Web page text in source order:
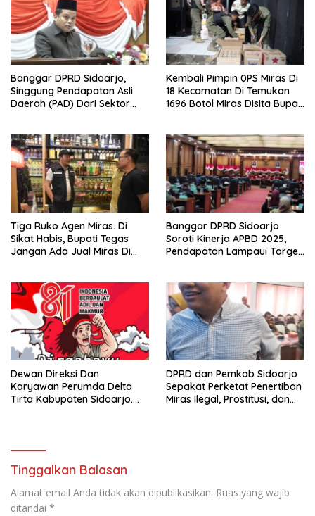
Banggar DPRD Sidoarjo,
Singgung Pendapatan Asli
Daerah (PAD) Dari Sektor
Evaluasi Secara Menyeluruh
Kembali Pimpin 0PS Miras Di
18 Kecamatan Di Temukan
1696 Botol Miras Disita Bupati
Tiga Ruko Agen Miras. Di
Sikat Habis, Bupati Tegas
Jangan Ada Jual Miras Di
Banggar DPRD Sidoarjo
Soroti Kinerja APBD 2025,
Pendapatan Lampaui Target
Dewan Direksi Dan
Karyawan Perumda Delta
Tirta Kabupaten Sidoarjo.
Agustus Tahun 2026
DPRD dan Pemkab Sidoarjo
Sepakat Perketat Penertiban
Miras Ilegal, Prostitusi, dan
Tinggalkan Balasan
Alamat email Anda tidak akan dipublikasikan. Ruas yang wajib
ditandai *